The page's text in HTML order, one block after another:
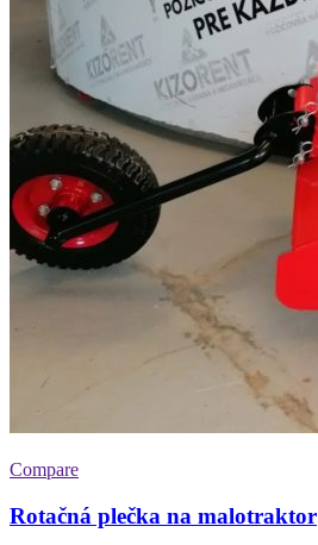
Compare
Rotačná plečka na malotraktor